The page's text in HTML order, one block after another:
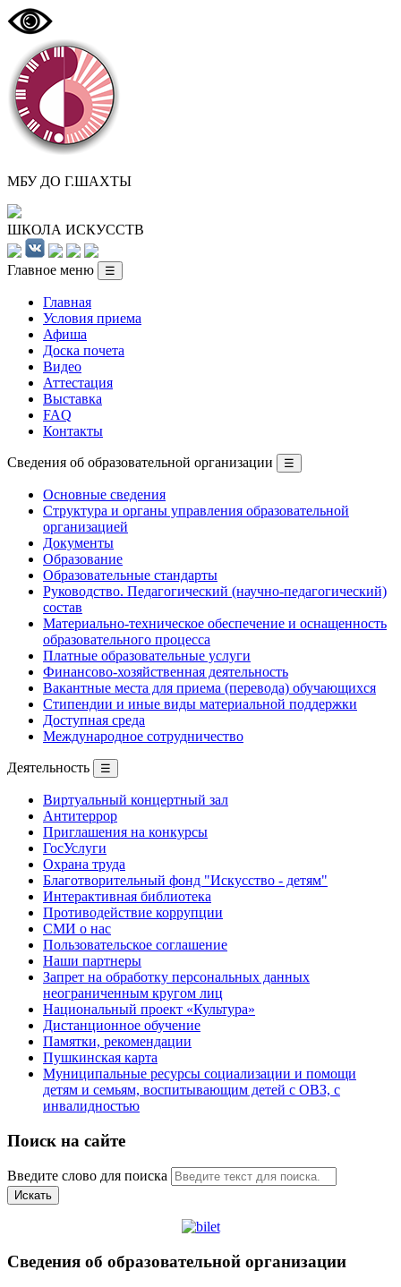
МБУ ДО Г.ШАХТЫ
ШКОЛА ИСКУССТВ
Главное меню ☰
Главная
Условия приема
Афиша
Доска почета
Видео
Аттестация
Выставка
FAQ
Контакты
Сведения об образовательной организации ☰
Основные сведения
Структура и органы управления образовательной
организацией
Документы
Образование
Образовательные стандарты
Руководство. Педагогический (научно-педагогический)
состав
Материально-техническое обеспечение и оснащенность
образовательного процесса
Платные образовательные услуги
Финансово-хозяйственная деятельность
Вакантные места для приема (перевода) обучающихся
Стипендии и иные виды материальной поддержки
Доступная среда
Международное сотрудничество
Деятельность ☰
Виртуальный концертный зал
Антитеррор
Приглашения на конкурсы
ГосУслуги
Охрана труда
Благотворительный фонд "Искусство - детям"
Интерактивная библиотека
Противодействие коррупции
СМИ о нас
Пользовательское соглашение
Наши партнеры
Запрет на обработку персональных данных
неограниченным кругом лиц
Национальный проект «Культура»
Дистанционное обучение
Памятки, рекомендации
Пушкинская карта
Муниципальные ресурсы социализации и помощи
детям и семьям, воспитывающим детей с ОВЗ, с
инвалидностью
Поиск на сайте
Введите слово для поиска
Искать
Сведения об образовательной организации